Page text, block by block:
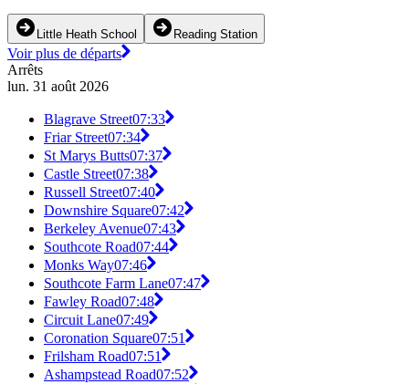
Little Heath School Reading Station
Voir plus de départs
Arrêts
lun. 31 août 2026
Blagrave Street07:33
Friar Street07:34
St Marys Butts07:37
Castle Street07:38
Russell Street07:40
Downshire Square07:42
Berkeley Avenue07:43
Southcote Road07:44
Monks Way07:46
Southcote Farm Lane07:47
Fawley Road07:48
Circuit Lane07:49
Coronation Square07:51
Frilsham Road07:51
Ashampstead Road07:52